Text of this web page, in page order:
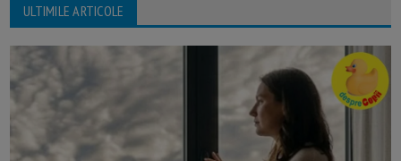
ULTIMILE ARTICOLE